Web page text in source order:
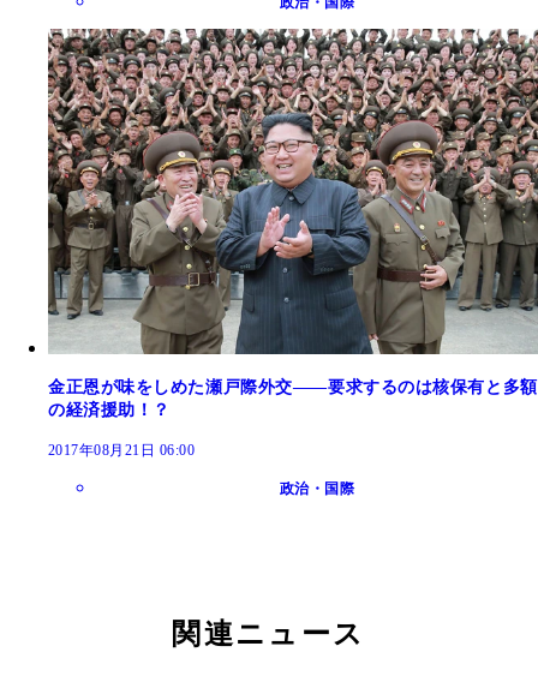
金正恩が味をしめた瀬戸際外交――要求するのは核保有と多額
の経済援助！？
2017年08月21日 06:00
政治・国際
関連ニュース